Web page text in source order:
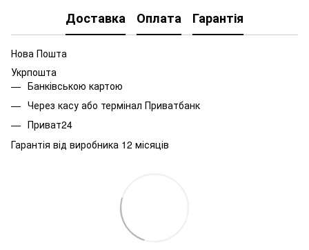
Доставка Оплата Гарантія
Нова Пошта
Укрпошта
Банківською картою
Через касу або термінал Приватбанк
Приват24
Гарантія від виробника 12 місяців